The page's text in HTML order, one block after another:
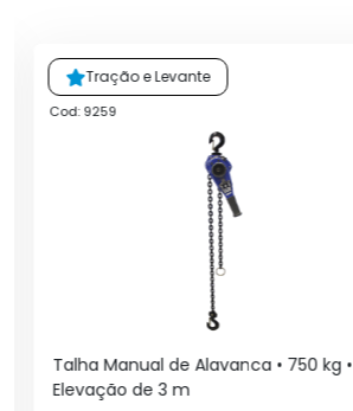
Tração e Levante
Cod: 9259
Talha Manual de Alavanca • 750 kg •
Elevação de 3 m